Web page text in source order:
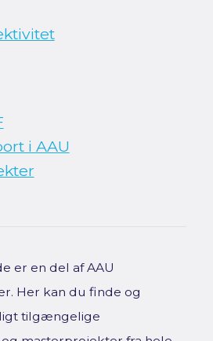
i AAU
er en del af AAU
Her kan du finde og
tilgængelige